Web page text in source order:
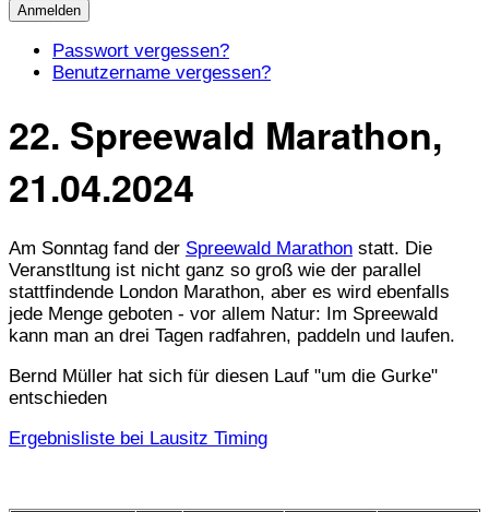
Anmelden
Passwort vergessen?
Benutzername vergessen?
22. Spreewald Marathon,
21.04.2024
Am Sonntag fand der Spreewald Marathon statt. Die
Veranstltung ist nicht ganz so groß wie der parallel
stattfindende London Marathon, aber es wird ebenfalls
jede Menge geboten - vor allem Natur: Im Spreewald
kann man an drei Tagen radfahren, paddeln und laufen.
Bernd Müller hat sich für diesen Lauf "um die Gurke"
entschieden
Ergebnisliste bei Lausitz Timing